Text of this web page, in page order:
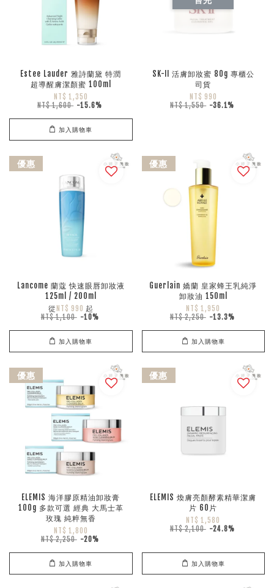
Estee Lauder 雅詩蘭黛 特潤
超導醒膚潔顏蜜 100ml
NT$ 1,350
NT$ 1,600 -15.6%
加入購物車
SK-II 活膚卸妝蜜 80g 專櫃公
司貨
NT$ 990
NT$ 1,550 -36.1%
優惠
Lancome 蘭蔻 快速眼唇卸妝液
125ml / 200ml
從 NT$ 990 起
NT$ 1,100 -10%
加入購物車
優惠
Guerlain 嬌蘭 皇家蜂王乳純淨
卸妝油 150ml
NT$ 1,950
NT$ 2,250 -13.3%
加入購物車
優惠
ELEMIS 海洋膠原精油卸妝膏
100g 多款可選 經典 大馬士革
玫瑰 純粹無香
NT$ 1,800
NT$ 2,250 -20%
加入購物車
優惠
ELEMIS 煥膚亮顏酵素精華潔膚
片 60片
NT$ 1,580
NT$ 2,100 -24.8%
加入購物車